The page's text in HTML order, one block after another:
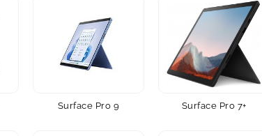
Surface Pro 9 Surface Pro 7+